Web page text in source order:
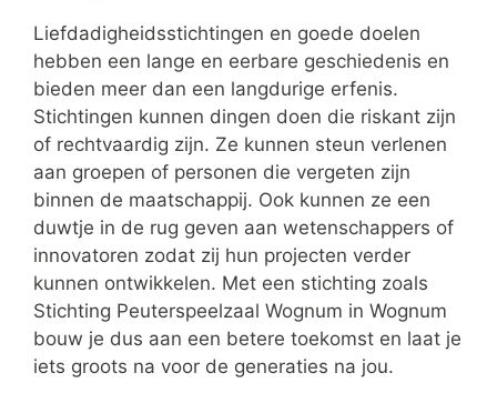
Liefdadigheidsstichtingen en goede doelen
hebben een lange en eerbare geschiedenis en
bieden meer dan een langdurige erfenis.
Stichtingen kunnen dingen doen die riskant zijn
of rechtvaardig zijn. Ze kunnen steun verlenen
aan groepen of personen die vergeten zijn
binnen de maatschappij. Ook kunnen ze een
duwtje in de rug geven aan wetenschappers of
innovatoren zodat zij hun projecten verder
kunnen ontwikkelen. Met een stichting zoals
Stichting Peuterspeelzaal Wognum in Wognum
bouw je dus aan een betere toekomst en laat je
iets groots na voor de generaties na jou.